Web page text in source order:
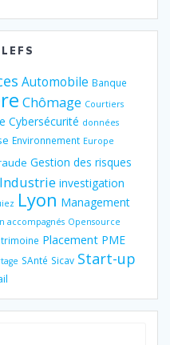
Automobile Banque
Chômage Courtiers
Cybersécurité données
Environnement Europe
Gestion des risques
Industrie investigation
Lyon Management
accompagnés Opensource
Placement PME
SAnté Sicav Start-up